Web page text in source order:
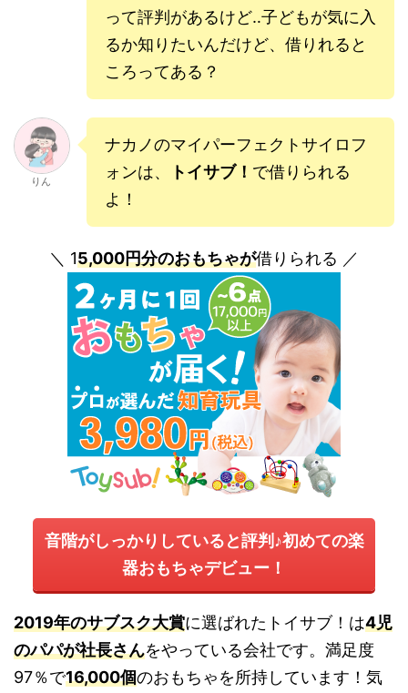
って評判があるけど‥子どもが気に入
るか知りたいんだけど、借りれると
ころってある？
りん
ナカノのマイパーフェクトサイロフ
ォンは、
トイサブ！ で借りられる
よ！
＼ 15,000円分のおもちゃが借りられる ／
音階がしっかりしていると評判♪初めての楽
器おもちゃデビュー！
2019年のサブスク大賞に選ばれたトイサブ！は4児
のパパが社長さんをやっている会社です。満足度
97％で16,000個のおもちゃを所持しています！気